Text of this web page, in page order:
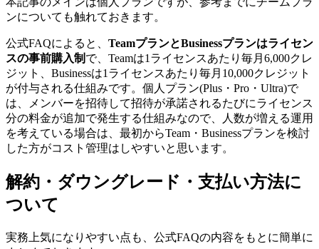
ンについても触れておきます。
公式FAQによると、 TeamプランとBusinessプランはライセン
スの事前購入制 で、Teamは1ライセンスあたり毎月6,000クレ
ジット、Businessは1ライセンスあたり毎月10,000クレジット
が付与される仕組みです。個人プラン(Plus・Pro・Ultra)で
は、メンバーを招待して招待が承諾されるたびにライセンス
分の料金が追加で発生する仕組みなので、人数が増える運用
を考えている場合は、最初からTeam・Businessプランを検討
した方がコスト管理はしやすいと思います。
解約・ダウングレード・支払い方法に
ついて
実務上気になりやすい点も、公式FAQの内容をもとに簡単に